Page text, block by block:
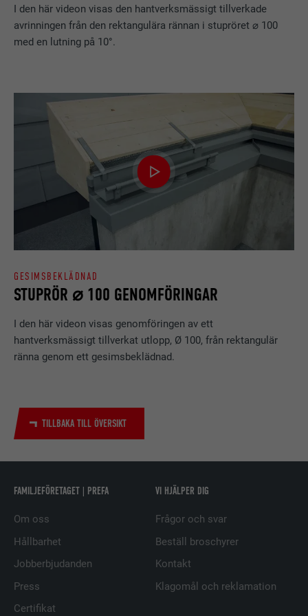
I den här videon visas den hantverksmässigt tillverkade
avrinningen från den rektangulära rännan i stupröret ⌀ 100
med en lutning på 10°.
STUPRÖR ⌀ 100 GENOMFÖRINGAR
GESIMSBEKLÄDNAD
I den här videon visas genomföringen av ett
hantverksmässigt tillverkat utlopp, Ø 100, från rektangulär
ränna genom ett gesimsbeklädnad.
TILLBAKA TILL ÖVERSIKT
FAMILJEFÖRETAGET | PREFA
Om oss
Hållbarhet
Jobberbjudanden
Press
Certifikat
VI HJÄLPER DIG
Frågor och svar
Beställ broschyrer
Kontakt
Klagomål och reklamation
EFTERNAMN
PROCEDUR
Används av den sociala
nätverkstjänsten LinkedIn för att
spåra användningen av inbäddade
tjänster.
PROCEDUR 2 år
ÄNDAMÅL
Används av den sociala
nätverkstjänsten LinkedIn för att
spåra användningen av inbäddade
flera webbplatser för att presentera
relevanta annonser baserat på